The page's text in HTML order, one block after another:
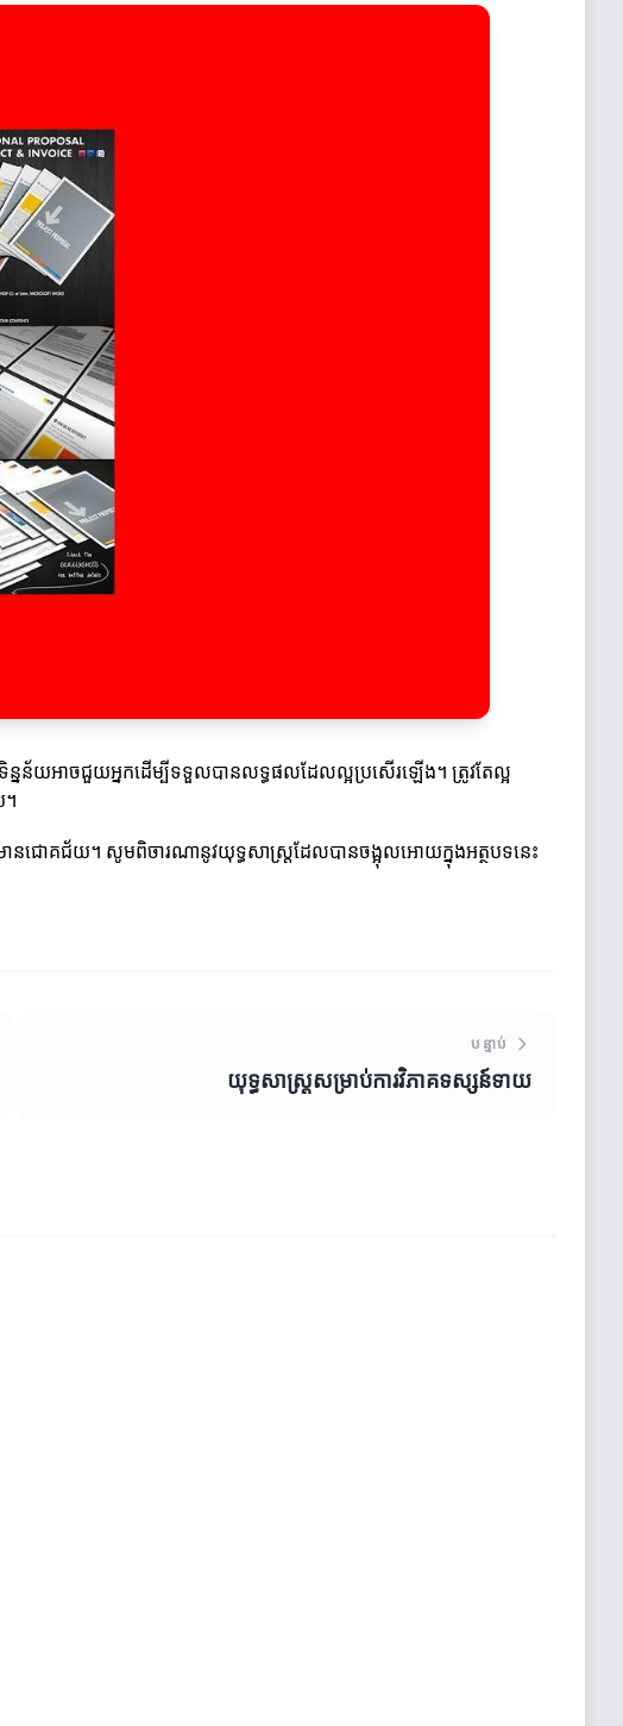
ទិន្នន័យអាចជួយអ្នកដើម្បីទទួលបានលទ្ធផលដែលល្អប្រសើរឡើង។ ត្រូវតែល្អ
។
ានជោគជ័យ។ សូមពិចារណានូវយុទ្ធសាស្ដ្រដែលបានចង្អុលអោយក្នុងអត្ថបទនេះ
បន្ទាប់
យុទ្ធសាស្ត្រសម្រាប់ការវិភាគទស្សន៍ទាយ